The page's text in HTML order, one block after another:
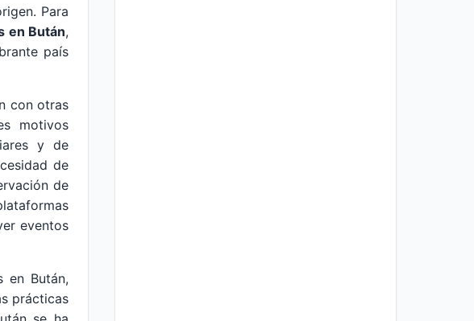
Para
en Bután,
país
con otras
motivos
y de
de
de
eventos
en Bután,
prácticas